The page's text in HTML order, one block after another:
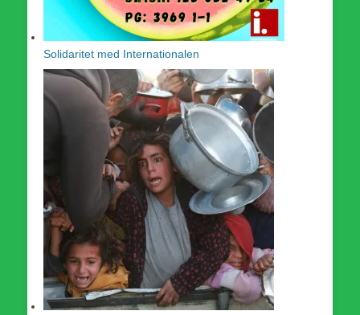
Solidaritet med Internationalen